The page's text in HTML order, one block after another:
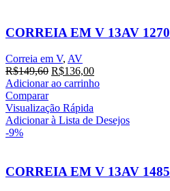
CORREIA EM V 13AV 1270
Correia em V, AV
R$149,60 O
preço
era:
R$149,60.
R$136,00O
preço
R$136,00.
Adicionar ao carrinho
Comparar
Visualização Rápida
Adicionar à Lista de Desejos
-9%
CORREIA EM V 13AV 1485